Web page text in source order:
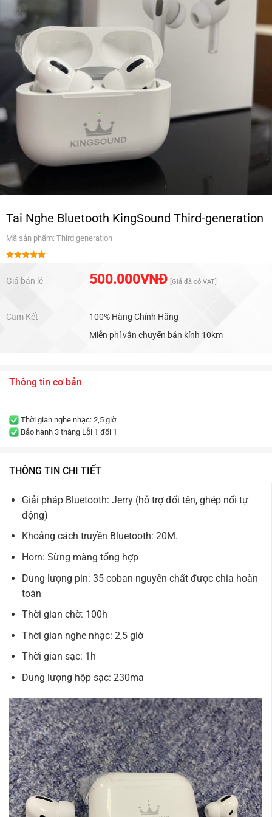
Tai Nghe Bluetooth KingSound Third-generation
Mã sản phẩm: Third generation
5 sao
Giá bán lẻ 500.000VNĐ [Giá đã có VAT]
Cam Kết
100% Hàng Chính Hãng
Miễn phí vận chuyển bán kính 10km
Thông tin cơ bản
Thời gian nghe nhạc: 2,5 giờ
Bảo hành 3 tháng Lỗi 1 đổi 1
THÔNG TIN CHI TIẾT
Giải pháp Bluetooth: Jerry (hỗ trợ đổi tên, ghép nối tự
động)
Khoảng cách truyền Bluetooth: 20M.
Horn: Sừng màng tổng hợp
Dung lượng pin: 35 coban nguyên chất được chia hoàn
toàn
Thời gian chờ: 100h
Thời gian nghe nhạc: 2,5 giờ
Thời gian sạc: 1h
Dung lượng hộp sạc: 230ma